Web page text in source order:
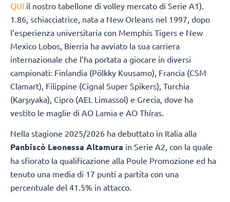
QUI il nostro tabellone di volley mercato di Serie A1).
1.86, schiacciatrice, nata a New Orleans nel 1997, dopo
l’esperienza universitaria con Memphis Tigers e New
Mexico Lobos, Bierria ha avviato la sua carriera
internazionale che l’ha portata a giocare in diversi
campionati: Finlandia (Pölkky Kuusamo), Francia (CSM
Clamart), Filippine (Cignal Super Spikers), Turchia
(Karşıyaka), Cipro (AEL Limassol) e Grecia, dove ha
vestito le maglie di AO Lamia e AO Thíras.
Nella stagione 2025/2026 ha debuttato in Italia alla
Panbiscò Leonessa Altamura in Serie A2, con la quale
ha sfiorato la qualificazione alla Poule Promozione ed ha
tenuto una media di 17 punti a partita con una
percentuale del 41.5% in attacco.